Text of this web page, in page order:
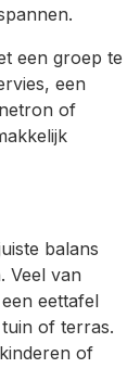
een groep te
een
of
balans
Veel van
eettafel
of terras.
of